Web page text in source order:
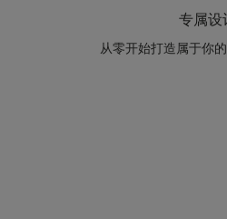
专属设
从零开始打造属于你